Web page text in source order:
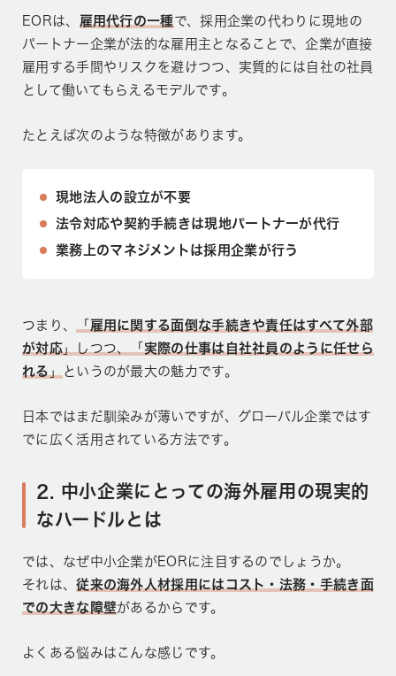
EORは、 雇用代行の一種で、採用企業の代わりに現地の
パートナー企業が法的な雇用主となることで、企業が直接
雇用する手間やリスクを避けつつ、実質的には自社の社員
として働いてもらえるモデルです。
たとえば次のような特徴があります。
現地法人の設立が不要
法令対応や契約手続きは現地パートナーが代行
業務上のマネジメントは採用企業が行う
つまり、 「 雇用に関する面倒な手続きや責任はすべて外部
が対応」しつつ、「 実際の仕事は自社社員のように任せら
れる 」 というのが最大の魅力です。
日本ではまだ馴染みが薄いですが、グローバル企業ではす
でに広く活用されている方法です。
2. 中小企業にとっての海外雇用の現実的
なハードルとは
では、なぜ中小企業がEORに注目するのでしょうか。
それは、従来の海外人材採用にはコスト・法務・手続き面
での大きな障壁があるからです。
よくある悩みはこんな感じです。